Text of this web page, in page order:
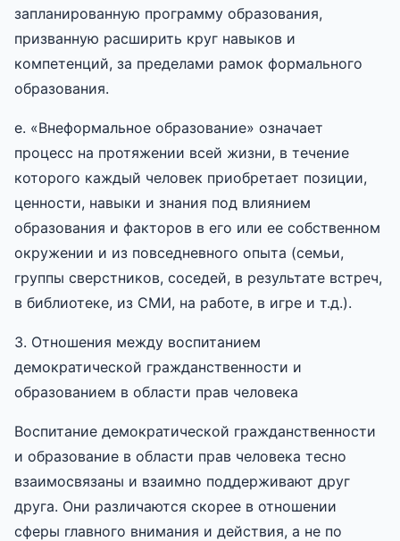
запланированную программу образования,
призванную расширить круг навыков и
компетенций, за пределами рамок формального
образования.
e. «Внеформальное образование» означает
процесс на протяжении всей жизни, в течение
которого каждый человек приобретает позиции,
ценности, навыки и знания под влиянием
образования и факторов в его или ее собственном
окружении и из повседневного опыта (семьи,
группы сверстников, соседей, в результате встреч,
в библиотеке, из СМИ, на работе, в игре и т.д.).
3. Отношения между воспитанием
демократической гражданственности и
образованием в области прав человека
Воспитание демократической гражданственности
и образование в области прав человека тесно
взаимосвязаны и взаимно поддерживают друг
друга. Они различаются скорее в отношении
сферы главного внимания и действия, а не по